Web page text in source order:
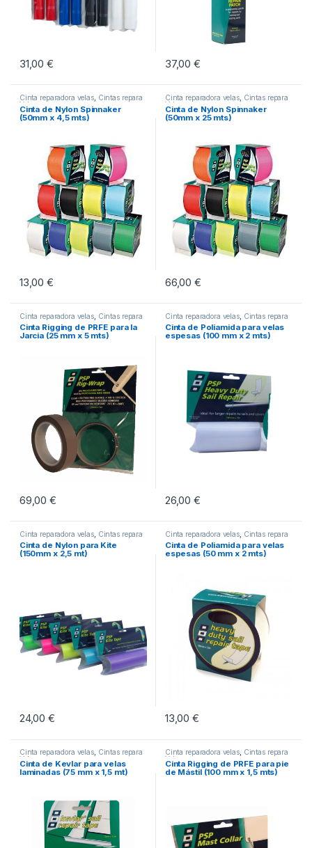
31,00€
Este producto tiene múltiples variantes. Las opciones se pueden
37,00€
Cinta reparadora velas, Cintas repara
Velas
Cinta de Nylon Spinnaker
(50mm x 4,5 mts)
13,00€
Este producto tiene múltiples variantes. Las opciones se pueden
Cinta reparadora velas, Cintas repara
Velas
Cinta de Nylon Spinnaker
(50mm x 25 mts)
66,00€
Este producto tiene múltiples
Cinta reparadora velas, Cintas repara
Velas
Cinta Rigging de PRFE para la
Jarcia (25 mm x 5 mts)
69,00€
Cinta reparadora velas, Cintas repara
Velas
Cinta de Poliamida para velas
espesas (100 mm x 2 mts)
26,00€
Cinta reparadora velas, Cintas repara
Velas
Cinta de Nylon para Kite
(150mm x 2,5 mt)
24,00€
Este producto tiene múltiples variantes. Las opciones se pueden
Cinta reparadora velas, Cintas repara
Velas
Cinta de Poliamida para velas
espesas (50 mm x 2 mts)
13,00€
Cinta reparadora velas, Cintas repara
Velas
Cinta de Kevlar para velas
laminadas (75 mm x 1,5 mt)
Cinta reparadora velas, Cintas repara
Velas
Cinta Rigging de PRFE para pie
de Mástil (100 mm x 1,5 mts)